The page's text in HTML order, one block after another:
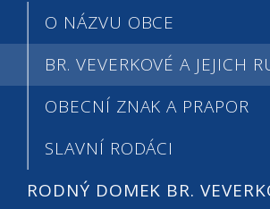
O NÁZVU OBCE
BR. VEVERKOVÉ A JEJICH
OBECNÍ ZNAK A PRAPOR
SLAVNÍ RODÁCI
RODNÝ DOMEK BR.